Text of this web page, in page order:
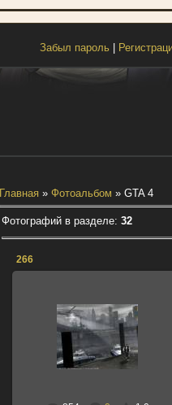
Забыл пароль|
Главная» Фотоальбом » GTA 4
Фотографий в разделе: 32
266
23.08.2013
НИКОЛАС